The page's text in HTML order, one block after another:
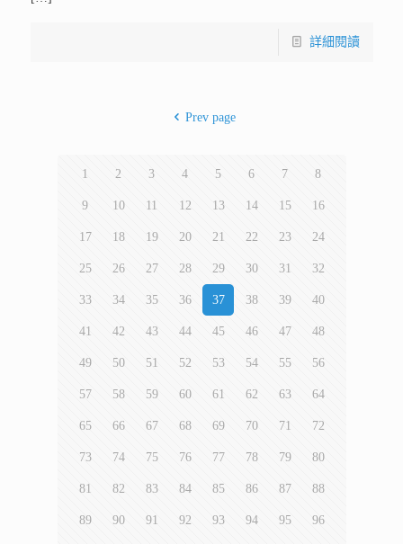
詳細閱讀
Prev page
1 2 3 4 5 6 7 8
9 10 11 12 13 14 15 16
17 18 19 20 21 22 23 24
25 26 27 28 29 30 31 32
33 34 35 36 37 38 39 40
41 42 43 44 45 46 47 48
49 50 51 52 53 54 55 56
57 58 59 60 61 62 63 64
65 66 67 68 69 70 71 72
73 74 75 76 77 78 79 80
81 82 83 84 85 86 87 88
89 90 91 92 93 94 95 96